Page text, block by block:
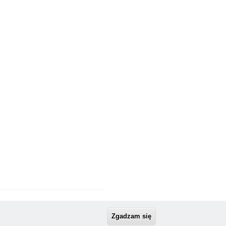
Zgadzam się